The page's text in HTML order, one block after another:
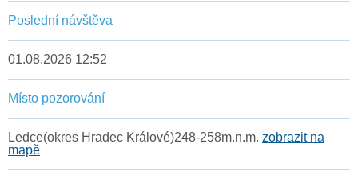
Poslední návštěva
01.08.2026 12:52
Místo pozorování
Ledce(okres Hradec Králové)248-258m.n.m. zobrazit na
mapě